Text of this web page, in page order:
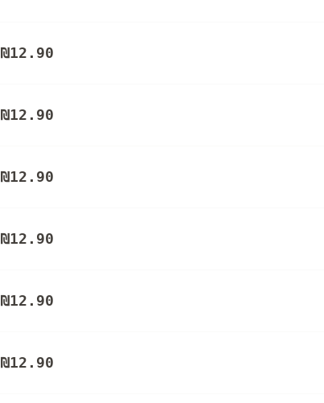
₪12.90
₪12.90
₪12.90
₪12.90
₪12.90
₪12.90